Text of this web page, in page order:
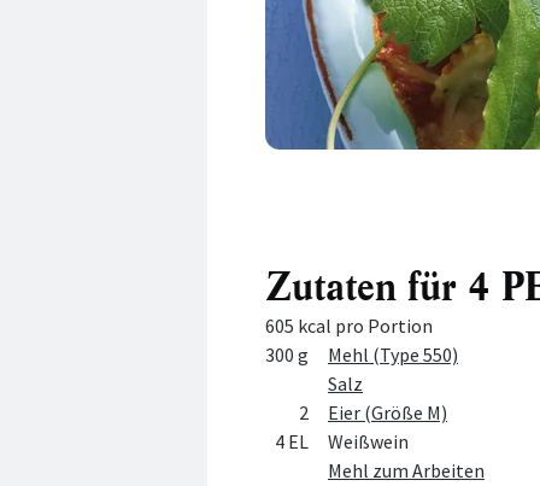
Zutaten für 4
605 kcal pro Portion
Menge
Zutat
300 g
Mehl (Type 550)
Salz
2
Eier (Größe M)
4 EL
Weißwein
Mehl zum Arbeiten